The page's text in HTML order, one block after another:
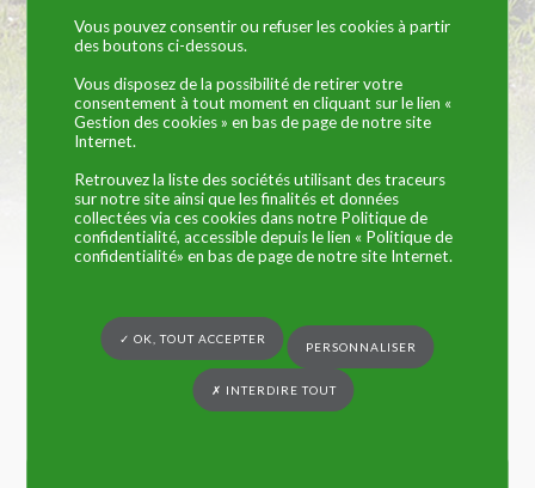
Vous êtes ici :Commune de Trangé»VIE PRATIQUE »Artisans et
Commerçants»Industries» S.C.I.E. (dépollution pour l’industrie)
Activité : Dépollution, recyclage de fluides
industriels. Horaires d’ouverture : 8h – 12h — 14h –
18h.
30 RUE MAIRIE
72650 TRANGE
Fax : 02 43 42 85 99
Vous pouvez consentir ou refuser les cookies à partir
des boutons ci-dessous.
Vous disposez de la possibilité de retirer votre
consentement à tout moment en cliquant sur le lien «
Gestion des cookies » en bas de page de notre site
Internet.
Retrouvez la liste des sociétés utilisant des traceurs
sur notre site ainsi que les finalités et données
collectées via ces cookies dans notre Politique de
confidentialité, accessible depuis le lien « Politique de
confidentialité» en bas de page de notre site Internet.
✓ OK, TOUT ACCEPTER
PERSONNALISER
✗ INTERDIRE TOUT